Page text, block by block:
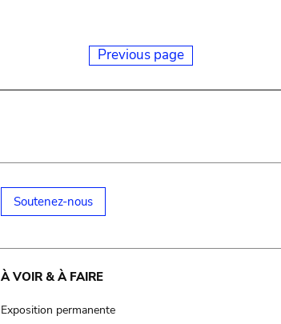
Previous page
Soutenez-nous
À VOIR & À FAIRE
Exposition permanente